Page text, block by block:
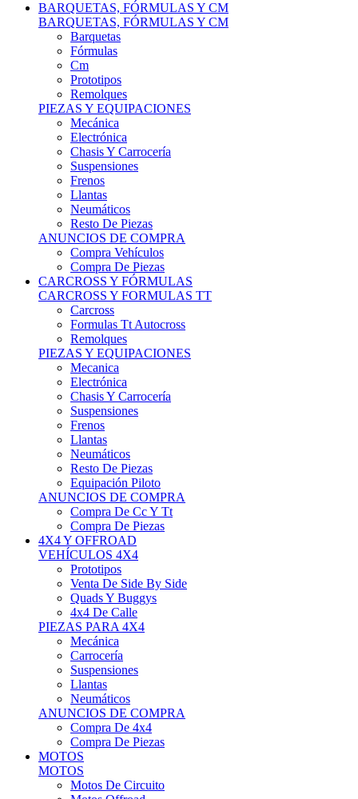
BARQUETAS, FÓRMULAS Y CM
BARQUETAS, FÓRMULAS Y CM
Barquetas
Fórmulas
Cm
Prototipos
Remolques
PIEZAS Y EQUIPACIONES
Mecánica
Electrónica
Chasis Y Carrocería
Suspensiones
Frenos
Llantas
Neumáticos
Resto De Piezas
ANUNCIOS DE COMPRA
Compra Vehículos
Compra De Piezas
CARCROSS Y FÓRMULAS
CARCROSS Y FORMULAS TT
Carcross
Formulas Tt Autocross
Remolques
PIEZAS Y EQUIPACIONES
Mecanica
Electrónica
Chasis Y Carrocería
Suspensiones
Frenos
Llantas
Neumáticos
Resto De Piezas
Equipación Piloto
ANUNCIOS DE COMPRA
Compra De Cc Y Tt
Compra De Piezas
4X4 Y OFFROAD
VEHÍCULOS 4X4
Prototipos
Venta De Side By Side
Quads Y Buggys
4x4 De Calle
PIEZAS PARA 4X4
Mecánica
Carrocería
Suspensiones
Llantas
Neumáticos
ANUNCIOS DE COMPRA
Compra De 4x4
Compra De Piezas
MOTOS
MOTOS
Motos De Circuito